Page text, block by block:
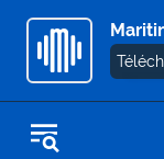
REPLAY